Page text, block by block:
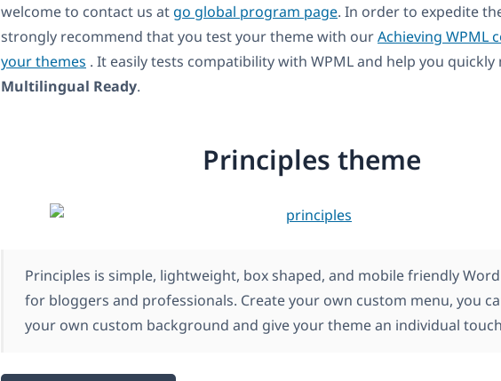
welcome to contact us at go global program page. In order to expedite
strongly recommend that you test your theme with ourAchieving WPML
your themes . It easily tests compatibility with WPML and help you
Multilingual Ready.
Principles theme
Principles is simple, lightweight, box shaped, and mobile friendly
for bloggers and professionals. Create your own custom menu, you
your own custom background and give your theme an individual